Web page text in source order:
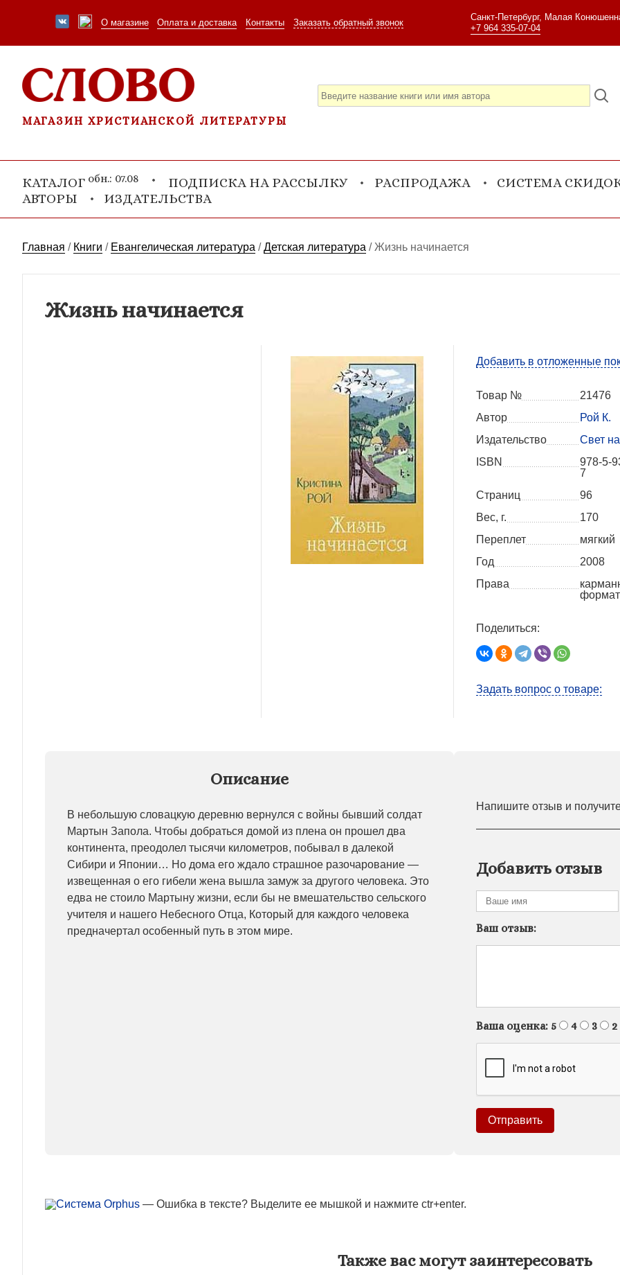
О магазине Оплата и доставка Контакты Заказать обратный звонок
Санкт-Петербург, Малая
+7 964 335-07-04
МАГАЗИН ХРИСТИАНСКОЙ ЛИТЕРАТУРЫ
КАТАЛОГ обн.: 07.08 ПОДПИСКА НА РАССЫЛКУ РАСПРОДАЖА
СИСТЕМА
АВТОРЫ
ИЗДАТЕЛЬСТВА
Главная / Книги / Евангелическая литература /Детская литература / Жизнь начинается
Жизнь начинается
Добавить в отложенные
Товар №
21476
Автор
Рой К.
Издательство
Свет
ISBN
978-5-
7
Страниц
96
Вес, г.
170
Переплет
мягкий
Год
2008
Права
формат
Поделиться:
Задать вопрос о товаре:
Описание
В небольшую словацкую деревню вернулся с войны бывший солдат
Мартын Запола. Чтобы добраться домой из плена он прошел два
континента, преодолел тысячи километров, побывал в далекой
Сибири и Японии… Но дома его ждало страшное разочарование —
извещенная о его гибели жена вышла замуж за другого человека. Это
едва не стоило Мартыну жизни, если бы не вмешательство сельского
учителя и нашего Небесного Отца, Который для каждого человека
предначертал особенный путь в этом мире.
Напишите отзыв и
Добавить отзыв
Ваш отзыв:
Ваша оценка: 5 4 3 2
— Ошибка в тексте? Выделите ее мышкой и нажмите ctr+enter.
Также вас могут заинтересовать